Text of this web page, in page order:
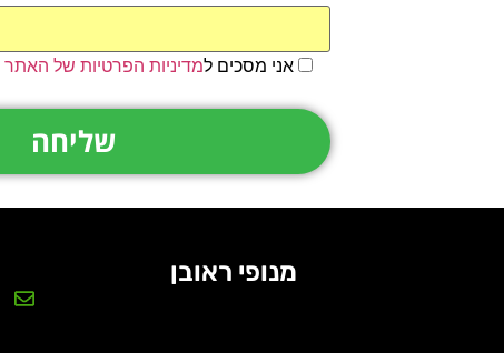
אני מסכים למדיניות הפרטיות של האתר
מנופי ראובן